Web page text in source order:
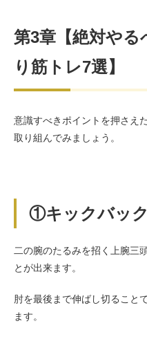
第3章【絶対やる
り筋トレ7選】
意識すべきポイントを押さえ
取り組んでみましょう。
①キックバック
二の腕のたるみを招く上腕三
とが出来ます。
肘を最後まで伸ばし切ること
ます。